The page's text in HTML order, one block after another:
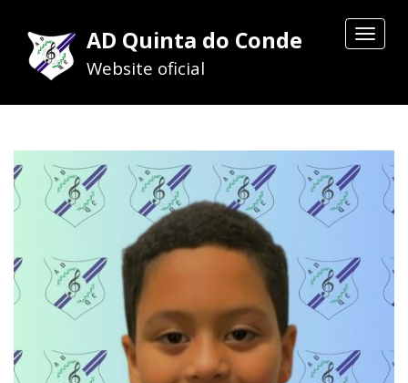
Toggle
AD Quinta do Conde
Website oficial